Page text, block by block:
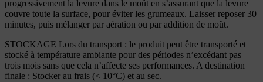
progressivement la levure dans le moût en s’assurant que la levure
couvre toute la surface, pour éviter les grumeaux. Laisser reposer 30
minutes, puis mélanger par aération ou par addition de moût.
STOCKAGE Lors du transport : le produit peut être transporté et
stocké à température ambiante pour des périodes n’excédant pas
trois mois sans que cela n’affecte ses performances. A destination
finale : Stocker au frais (< 10°C) et au sec.